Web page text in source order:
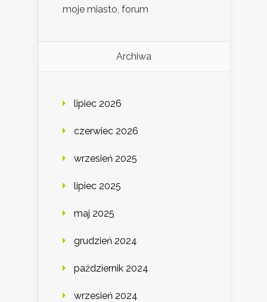
moje miasto, forum
Archiwa
lipiec 2026
czerwiec 2026
wrzesień 2025
lipiec 2025
maj 2025
grudzień 2024
październik 2024
wrzesień 2024